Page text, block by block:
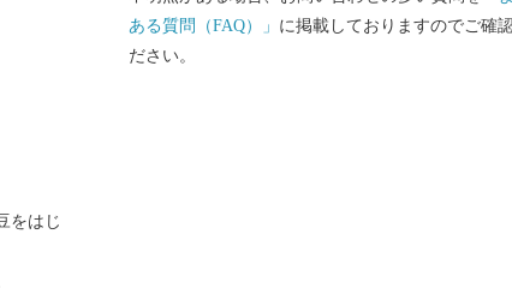
をはじ
ある質問（FAQ）」 に掲載しておりますのでご確認
ださい。